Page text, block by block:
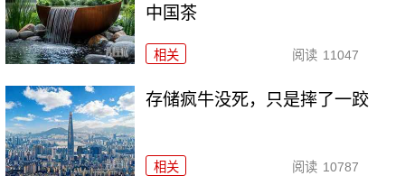
中国茶
相关 阅读 11047
存储疯牛没死，只是摔了一跤
相关 阅读 10787